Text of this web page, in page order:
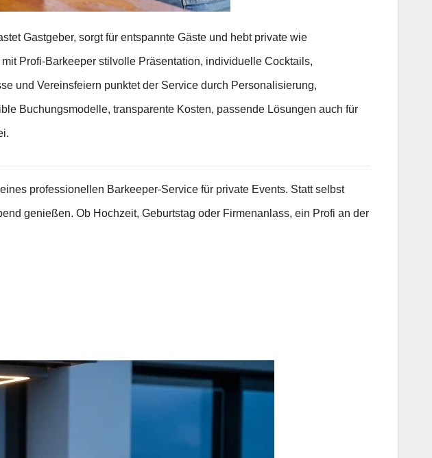
Gastgeber, sorgt für entspannte Gäste und hebt private wie
Profi-Barkeeper stilvolle Präsentation, individuelle Cocktails,
und Vereinsfeiern punktet der Service durch Personalisierung,
Buchungsmodelle, transparente Kosten, passende Lösungen auch für
professionellen Barkeeper-Service für private Events. Statt selbst
genießen. Ob Hochzeit, Geburtstag oder Firmenanlass, ein Profi an der